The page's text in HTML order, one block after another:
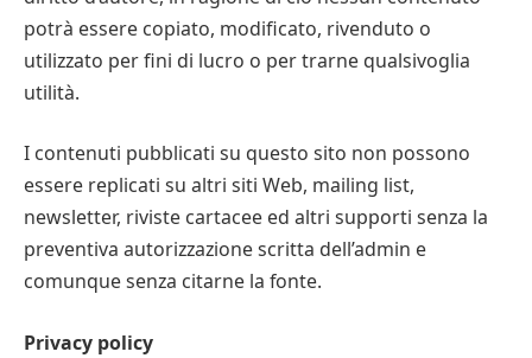
potrà essere copiato, modificato, rivenduto o
utilizzato per fini di lucro o per trarne qualsivoglia
utilità.
I contenuti pubblicati su questo sito non possono
essere replicati su altri siti Web, mailing list,
newsletter, riviste cartacee ed altri supporti senza la
preventiva autorizzazione scritta dell’admin e
comunque senza citarne la fonte.
Privacy policy